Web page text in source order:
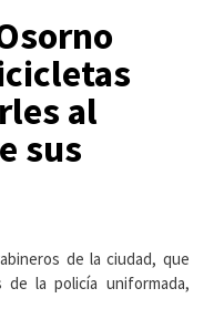
al
sus
de la ciudad, que
de la policía uniformada,